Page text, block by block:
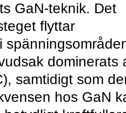
GaN-teknik. Det
flyttar
dominerats
samtidigt som
hos GaN